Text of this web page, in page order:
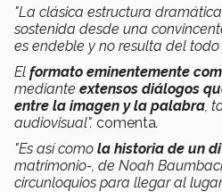
"L a clásica estructura
sostenida desde una
es endeble y no resulta del todo
El formato eminentemente
mediante extensos diálogos
entre la imagen y la palabra ,
audiovisual". comenta.
"Es así como la historia de un
matrimonio-, de Noah
circunloquios para llegar al